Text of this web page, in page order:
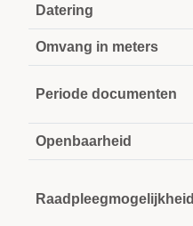
Datering
Omvang in meters
Periode documenten
Openbaarheid
Raadpleegmogelijkheid